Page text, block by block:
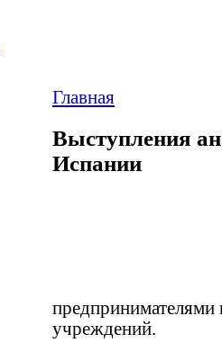
Главная
Выступления
Испании
предпринимателями
учреждений.